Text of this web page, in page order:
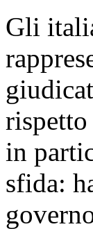
Gli
in
sfida: